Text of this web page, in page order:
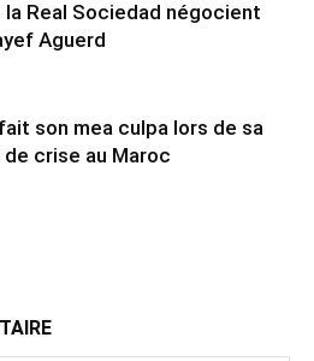
la Real Sociedad négocient
Aguerd
son mea culpa lors de sa
de crise au Maroc